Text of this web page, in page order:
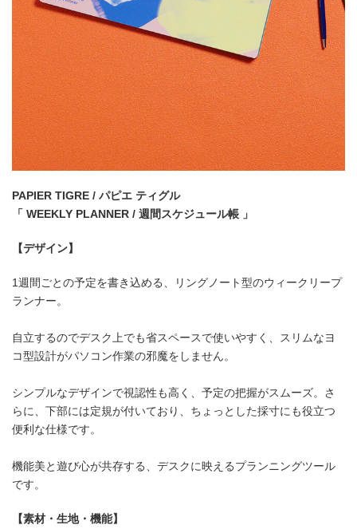
PAPIER TIGRE / パピエ ティグル
「 WEEKLY PLANNER / 週間スケジュール帳 」
【デザイン】
1週間ごとの予定を書き込める、リングノート型のウィークリープ
ランナー。
自立するのでデスク上でも省スペースで使いやすく、スリムなヨ
コ型設計がパソコン作業の邪魔をしません。
シンプルなデザインで視認性も高く、予定の把握がスムーズ。さ
らに、下部には定規が付いており、ちょっとした採寸にも役立つ
便利な仕様です。
機能美と遊び心が共存する、デスクに映えるプランニングツール
です。
【素材・生地・機能】